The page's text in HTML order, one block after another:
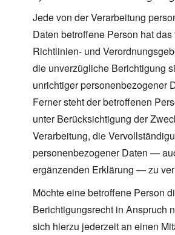
Jede von der Verarbeitung
Daten betroffene Person hat
Richtlinien- und
die unverzügliche Berichtigung
unrichtiger personenbezogener
Ferner steht der betroffenen
unter Berücksichtigung der
Verarbeitung, die
personenbezogener Daten —
ergänzenden Erklärung — zu
Möchte eine betroffene Person
Berichtigungsrecht in Anspruch
sich hierzu jederzeit an einen